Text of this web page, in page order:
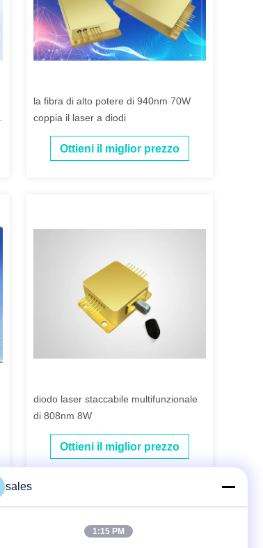
la fibra di alto potere di 940nm 70W
coppia il laser a diodi
Ottieni il miglior prezzo
diodo laser staccabile multifunzionale
di 808nm 8W
Ottieni il miglior prezzo
sales
1:15 PM